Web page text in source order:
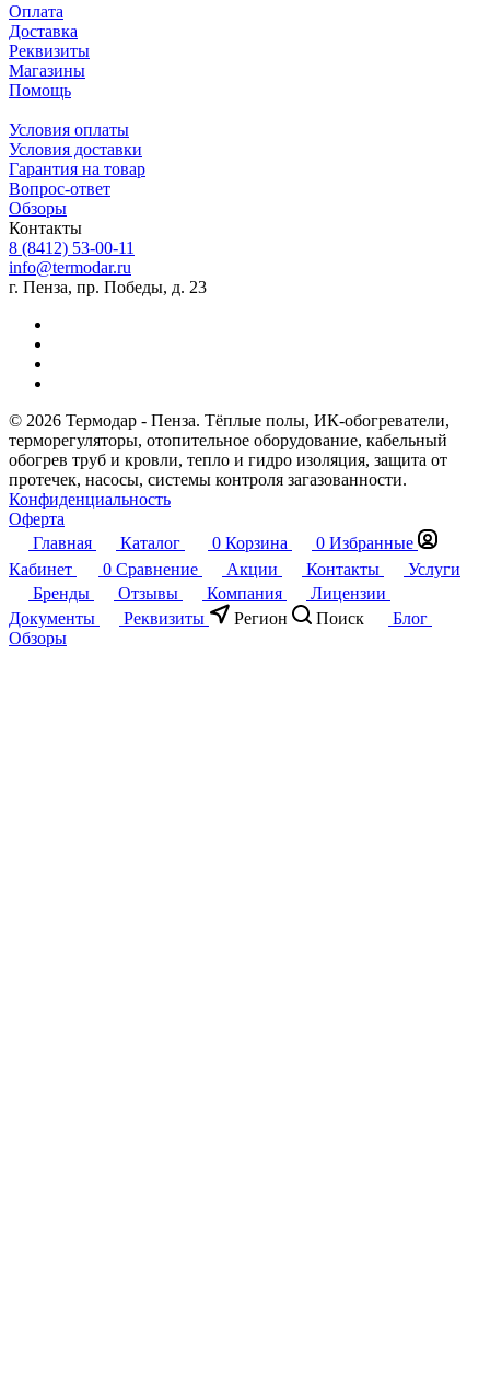
Оплата
Доставка
Реквизиты
Магазины
Помощь
Условия оплаты
Условия доставки
Гарантия на товар
Вопрос-ответ
Обзоры
Контакты
8 (8412) 53-00-11
info@termodar.ru
г. Пенза, пр. Победы, д. 23
© 2026 Термодар - Пенза. Тёплые полы, ИК-обогреватели,
терморегуляторы, отопительное оборудование, кабельный
обогрев труб и кровли, тепло и гидро изоляция, защита от
протечек, насосы, системы контроля загазованности.
Конфиденциальность
Оферта
Главная
Каталог 0 Корзина 0 Избранные
Кабинет
0 Сравнение Акции Контакты
Услуги
Бренды
Отзывы Компания
Лицензии
Документы
Реквизиты Регион Поиск
Блог
Обзоры